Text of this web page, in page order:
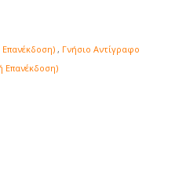
, Γνήσιο Αντίγραφο
Επανέκδοση)